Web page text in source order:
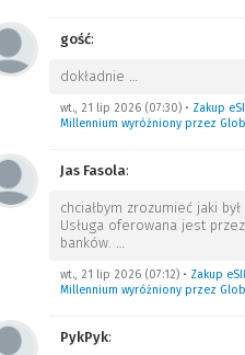
gość:
dokładnie …
wt., 21 lip 2026 (07:30)• Zakup
Millennium wyróżniony przez
Jas Fasola:
chciałbym zrozumieć jaki
Usługa oferowana jest
banków. …
wt., 21 lip 2026 (07:12)• Zakup
Millennium wyróżniony przez
PykPyk: